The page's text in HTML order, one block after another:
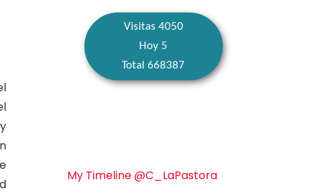
Visitas 4050
Hoy 5
Total 668387
My Timeline @C_LaPastora